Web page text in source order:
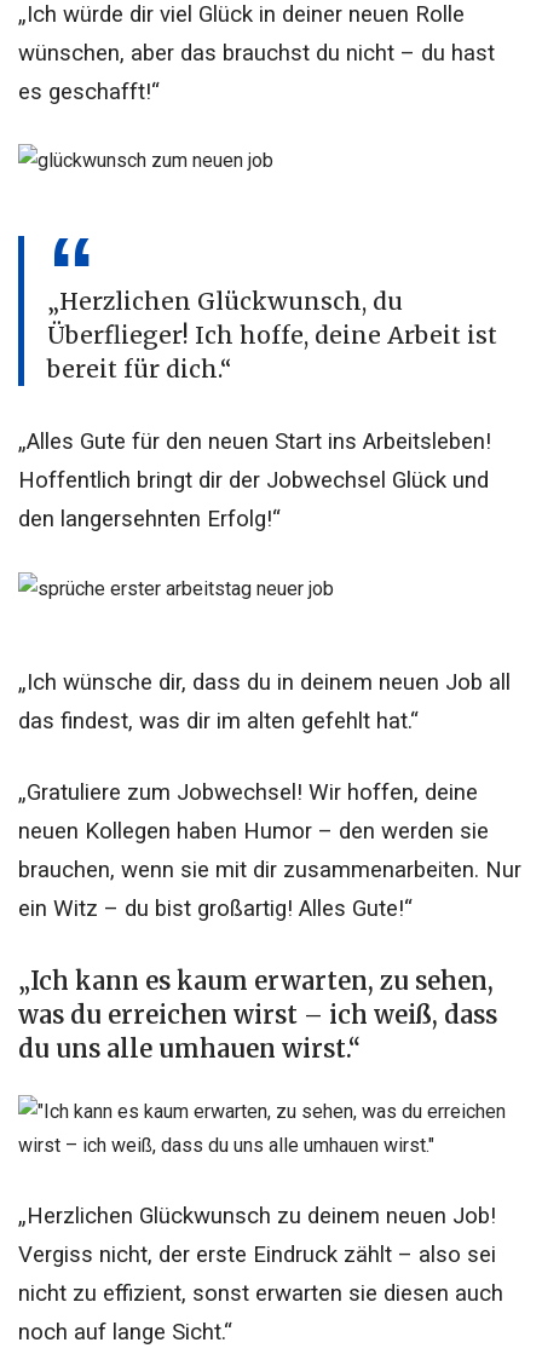
„Ich würde dir viel Glück in deiner neuen Rolle
wünschen, aber das brauchst du nicht – du hast
es geschafft!“
„Herzlichen Glückwunsch, du
Überflieger! Ich hoffe, deine Arbeit ist
bereit für dich.“
„Alles Gute für den neuen Start ins Arbeitsleben!
Hoffentlich bringt dir der Jobwechsel Glück und
den langersehnten Erfolg!“
„Ich wünsche dir, dass du in deinem neuen Job all
das findest, was dir im alten gefehlt hat.“
„Gratuliere zum Jobwechsel! Wir hoffen, deine
neuen Kollegen haben Humor – den werden sie
brauchen, wenn sie mit dir zusammenarbeiten. Nur
ein Witz – du bist großartig! Alles Gute!“
„Ich kann es kaum erwarten, zu sehen,
was du erreichen wirst – ich weiß, dass
du uns alle umhauen wirst.“
„Herzlichen Glückwunsch zu deinem neuen Job!
Vergiss nicht, der erste Eindruck zählt – also sei
nicht zu effizient, sonst erwarten sie diesen auch
noch auf lange Sicht.“